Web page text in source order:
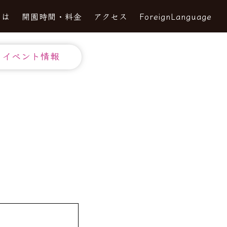
開園時間・料金 アクセス ForeignLanguage
イベント情報